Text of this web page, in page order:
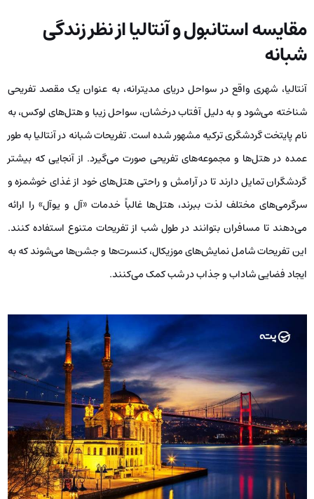
در مقایسه، استانبول به لطف داشتن سیستم حمل‌ و نقل عمومی متنوع و
ارزان، هزینه‌های رفت و آمد را برای مسافران کاهش می‌دهد. اتوبوس‌ها، مترو
مقرون‌به‌صرفه، گزینه‌ای مناسب برای جابجایی در این کلانشهر بزرگ به شمار
می‌روند. همچنین، تنوع غذاهای خیابانی و رستوران‌های کوچک در استانبول
می‌تواند به کاهش هزینه‌های غذایی مسافران کمک شایانی کند؛ بنابراین،
استانبول در این مورد برنده‌ اصلی مقایسه‌ هزینه‌ها به شمار می‌رود.
مقایسه استانبول و آنتالیا از نظر زندگی
شبانه
آنتالیا، شهری واقع در سواحل دریای مدیترانه، به عنوان یک مقصد تفریحی